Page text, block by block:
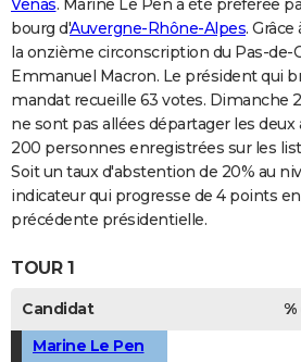
Venas. Marine Le Pen a été préférée
bourg d'Auvergne-Rhône-Alpes.
la onzième circonscription du Pas-de-
Emmanuel Macron. Le président qui
mandat recueille 63 votes. Dimanche
ne sont pas allées départager les
200 personnes enregistrées sur les
Soit un taux d'abstention de 20% au
indicateur qui progresse de 4 points
précédente présidentielle.
TOUR 1
Candidat
Marine Le Pen